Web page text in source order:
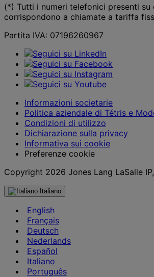
(*) Tutti i numeri telefonici presenti su
corrispondono a chiamate a tariffa
Partita IVA: 07196260967
Informazioni societarie
Politica aziendale di Tétris e
Condizioni di utilizzo
Dichiarazione sulla privacy
Informativa sui cookie
Preferenze cookie
Copyright 2026 Jones Lang LaSalle
Italiano
English
Français
Deutsch
Nederlands
Español
Italiano
Português